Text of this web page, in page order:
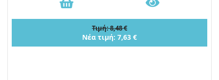
Τιμή: 8,48 €
Νέα τιμή: 7,63 €